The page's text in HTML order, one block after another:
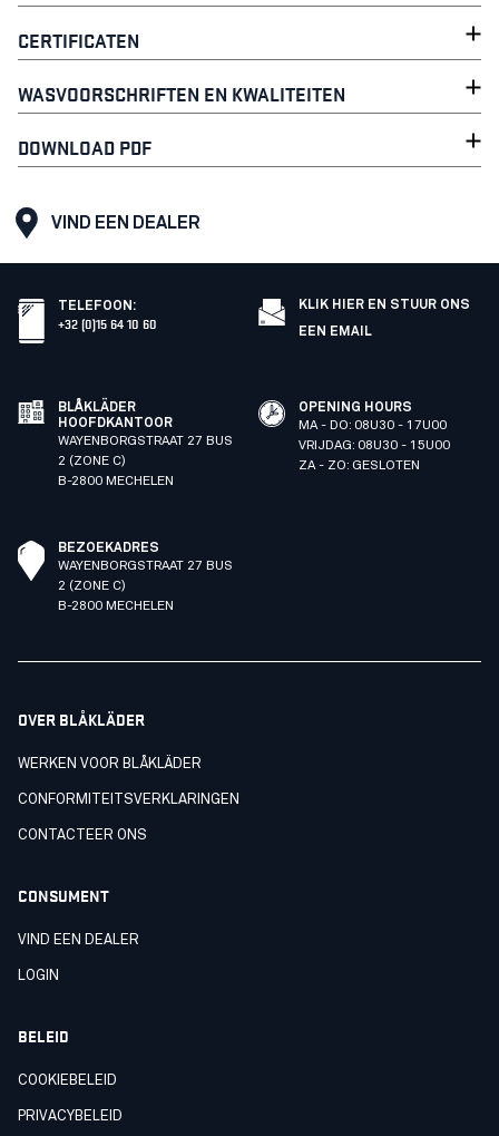
CERTIFICATEN
WASVOORSCHRIFTEN EN KWALITEITEN
DOWNLOAD PDF
VIND EEN DEALER
TELEFOON :
+32 (0)15 64 10 60
KLIK HIER EN STUUR ONS
EEN EMAIL
BLÅKLÄDER
HOOFDKANTOOR
WAYENBORGSTRAAT 27 BUS
2 (ZONE C)
B-2800 MECHELEN
OPENING HOURS
MA - DO: 08U30 - 17U00
VRIJDAG: 08U30 - 15U00
ZA - ZO: GESLOTEN
BEZOEKADRES
WAYENBORGSTRAAT 27 BUS
2 (ZONE C)
B-2800 MECHELEN
OVER BLÅKLÄDER
WERKEN VOOR BLÅKLÄDER
CONFORMITEITSVERKLARINGEN
CONTACTEER ONS
CONSUMENT
VIND EEN DEALER
LOGIN
BELEID
COOKIEBELEID
PRIVACYBELEID